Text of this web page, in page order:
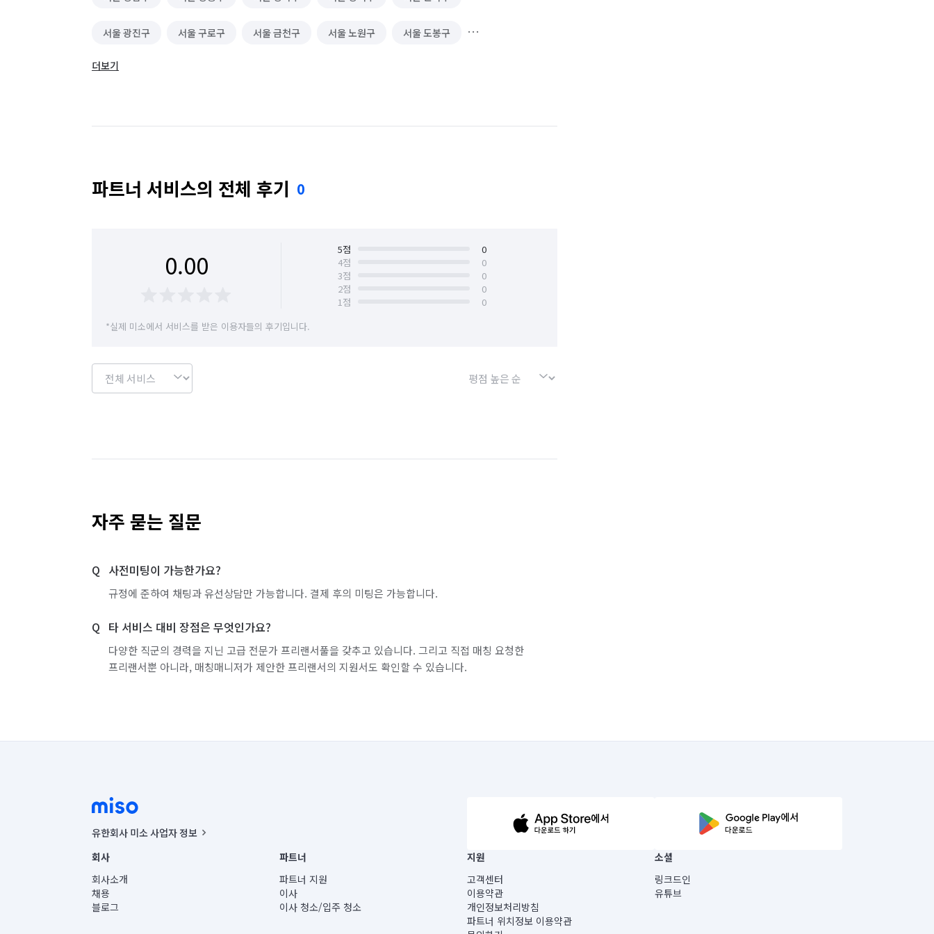
서울 광진구 서울 구로구 서울 금천구 서울 노원구 서울 도봉구
서울 동대문구
더보기
파트너 서비스의 전체 후기 0
0.00 5점
0
4점
0
3점
0
2점
0
1점
0
*실제 미소에서 서비스를 받은 이용자들의 후기입니다.
자주 묻는 질문
사전미팅이 가능한가요?
규정에 준하여 채팅과 유선상담만 가능합니다. 결제 후의 미팅은 가능합니다.
타 서비스 대비 장점은 무엇인가요?
다양한 직군의 경력을 지닌 고급 전문가 프리랜서풀을 갖추고 있습니다. 그리고 직접 매칭 요청한
프리랜서뿐 아니라, 매칭매니저가 제안한 프리랜서의 지원서도 확인할 수 있습니다.
유한회사 미소 사업자 정보
사업자등록번호 : 291-87-00271 | 인허가번호 : 2016-3220163-14-5-00019 |
통신판매신고번호 : 2024-서울종로-1400(공정거래위원회 정보) |
대표이사 : CHING VICTOR COLUMBIA RHEE
주소 | 본사: 서울특별시 종로구 율곡로 6(중학동, 트윈트리빌딩) B동 5층
컨택센터 : 서울특별시 종로구 수송동 율곡로 24, 7층, 8층 미소
회사
회사소개
채용
블로그
파트너
파트너 지원
이사
이사 청소/입주 청소
지원
고객센터
이용약관
개인정보처리방침
파트너 위치정보 이용약관
소셜
링크드인
유튜브